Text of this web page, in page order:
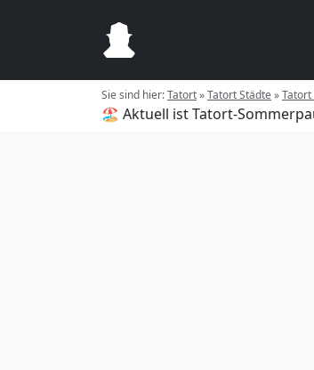
Sie sind hier:Tatort»Tatort Städte»Tatort
🏖️ Aktuell ist Tatort-